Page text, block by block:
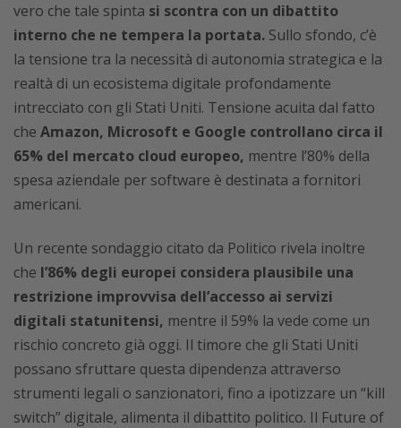
vero che tale spinta si scontra con un dibattito
interno che ne tempera la portata. Sullo sfondo, c’è
la tensione tra la necessità di autonomia strategica e la
realtà di un ecosistema digitale profondamente
intrecciato con gli Stati Uniti. Tensione acuita dal fatto
che Amazon, Microsoft e Google controllano circa il
65% del mercato cloud europeo, mentre l’80% della
spesa aziendale per software è destinata a fornitori
americani.
Un recente sondaggio citato da Politico rivela inoltre
che l’86% degli europei considera plausibile una
restrizione improvvisa dell’accesso ai servizi
digitali statunitensi, mentre il 59% la vede come un
rischio concreto già oggi. Il timore che gli Stati Uniti
possano sfruttare questa dipendenza attraverso
strumenti legali o sanzionatori, fino a ipotizzare un “kill
switch” digitale, alimenta il dibattito politico. Il Future of